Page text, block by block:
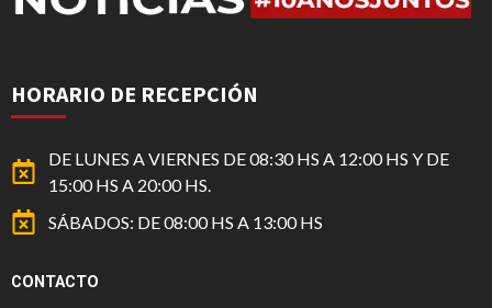
HORARIO DE RECEPCIÓN
DE LUNES A VIERNES DE 08:30 HS A 12:00 HS Y DE
15:00 HS A 20:00 HS.
SÁBADOS: DE 08:00 HS A 13:00 HS
CONTACTO